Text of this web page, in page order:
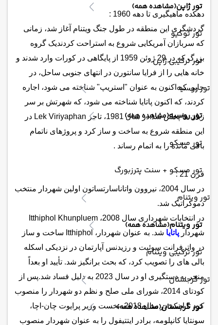
تور ژاپن(مشاهده همه)
تور توکیو
تور ترکیبی ژاپن
تور روسیه
تور روسیه(مشاهده همه)
تور مسکو
تور مسکو + سنت پترزبورگ
تور ویتنام
تور ویتنام(مشاهده همه)
تور ترکیبی ویتنام
تور گرجستان
تور گرجستان(مشاهده همه)
دهکده ماهیگیری تا دهه 1960 :
گردشگری این منطقه در طول جنگ ویتنام آغاز شد، زمانی
که سربازان آمریکایی شروع به استراحت کردندیک گروه
بزرگ که در 29 ژوئن 1959 از پایگاهی در کورات وارد شدند و
خانه هایی را از فرایا سانتورن در انتهای جنوبی ساحل، در
جایی که اکنون به عنوان "استریپ" شناخته می شود، اجاره
کردند، که اکنون پاتایا شناخته می شود، که شهرتش بر سر
زبان ها پخش شد.
در سال 1981، تاجر Lek Viriyaphan در
این منطقه شروع به ساخت و ساز کرد و پروژهای ناتمام
باقی مانده را به اتمام رساند .
قرن 21 :
در سال 2004، نیروون واتاناسارتساتون اولین شهردار منتخب
دموکراتیک شد.
در انتخابات شهرداری سال 2008، Itthiphol Khunpluem
شهردار پاتایا
شد. به عنوان شهردار، Itthiphol ساخت و ساز
در واترفرانت سوئیت و رزیدنس آپارتمان در نزدیکی اسکله
بالی های را تصویب کرد، که بحث برانگیز شد. تأیید او بعداً
منجر به دستگیری او در سال 2023 به دلیل فساد شد.پس از
کودتای 2014، شورای ملی صلح و نظم دو شهردار را منصوب
کرد تا اینکه در سال 2018، نخست وزیر پرایوت چان-اچا،
سونتایا کانپلومه، برادر ایتتیفول را به عنوان شهردار منصوب